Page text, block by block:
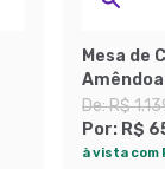
Mesa de
De:R$
Por: R$
à vista com